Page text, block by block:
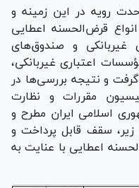
رویه در این زمینه و
قرض‌الحسنه اعطایی
غیربانکی و صندوق‌های
اعتباری غیربانکی،
و نتیجه بررسی‌ها در
جلسه مورخ ۲۶‏‏/۱‏‏/۱۳۹۷ کمیسیون مقررات و نظارت
اسلامی ایران مطرح و
سقف قابل پرداخت و
اعطایی با عنایت به